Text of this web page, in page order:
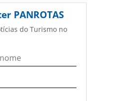
PANROTAS
do Turismo no